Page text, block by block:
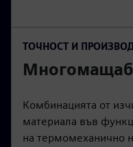
ТОЧНОСТ И
Комбинацията от
материала във
на термомеханично